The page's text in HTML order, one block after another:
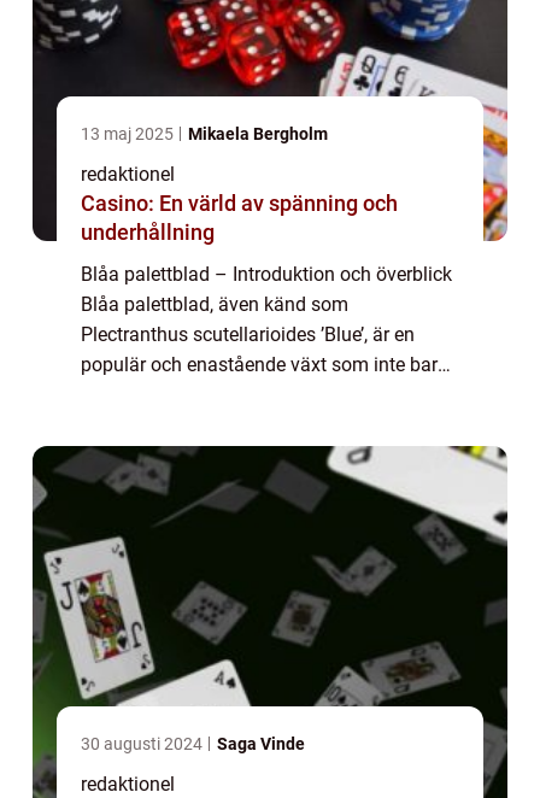
13 maj 2025 Mikaela Bergholm
redaktionel
Casino: En värld av spänning och
underhållning
Blåa palettblad – Introduktion och överblick
Blåa palettblad, även känd som
Plectranthus scutellarioides ’Blue’, är en
populär och enastående växt som inte bara
30 augusti 2024 Saga Vinde
redaktionel